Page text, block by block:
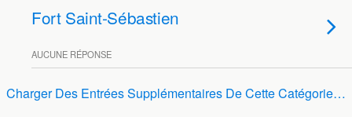
Fort Saint-Sébastien
AUCUNE RÉPONSE
Charger Des Entrées Supplémentaires De Cette Catégorie…